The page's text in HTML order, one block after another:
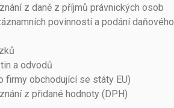
z daně z příjmů právnických osob
povinností a podání daňového
a odvodů
firmy obchodující se státy EU)
z přidané hodnoty (DPH)